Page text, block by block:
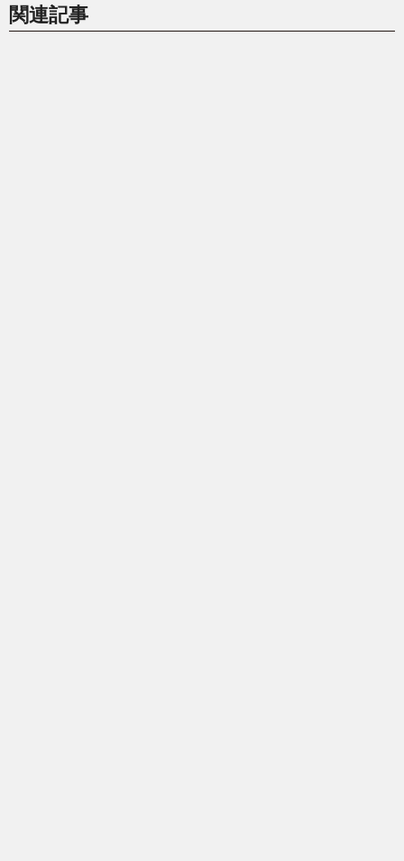
関連記事